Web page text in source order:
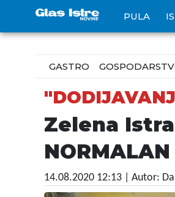
PULA
GASTRO
Zelena
14.08.2020 12:13 | Autor: